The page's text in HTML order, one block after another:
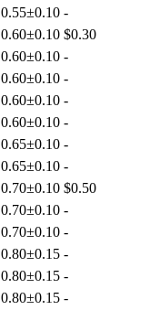
0.55±0.10 -
0.60±0.10 $0.30
0.60±0.10 -
0.60±0.10 -
0.60±0.10 -
0.60±0.10 -
0.65±0.10 -
0.65±0.10 -
0.70±0.10 $0.50
0.70±0.10 -
0.70±0.10 -
0.80±0.15 -
0.80±0.15 -
0.80±0.15 -